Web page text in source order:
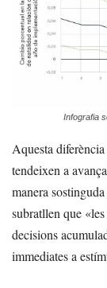
Infografia
Aquesta
tendeixen a
manera
subratllen que
decisions
immediates a